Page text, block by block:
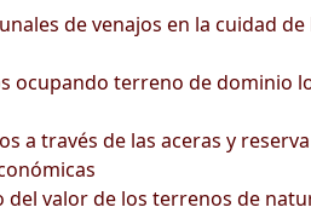
de venajos en la cuidad de
ocupando terreno de dominio
a través de las aceras y
valor de los terrenos de